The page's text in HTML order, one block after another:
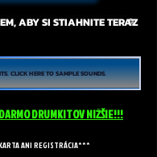
ABY SI STIAHNITE TERAZ
CLICK HERE TO SAMPLE SOUNDS.
DRUMKITOV NIŽŠIE!!!
ANI REGISTRÁCIA***